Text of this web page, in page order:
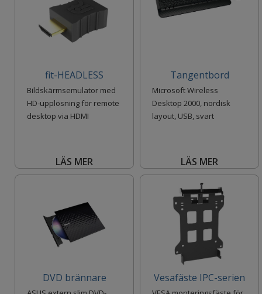
fit-HEADLESS
Bildskärmsemulator med
HD-upplösning för remote
desktop via HDMI
LÄS MER
Tangentbord
Microsoft Wireless
Desktop 2000, nordisk
layout, USB, svart
LÄS MER
DVD brännare Vesafäste IPC-serien